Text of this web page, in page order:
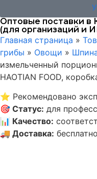
Оптовые поставки в
(для организаций и
Главная страница »
грибы » Овощи »
измельченный
HAOTIAN FOOD,
⭐ Рекомендовано
🎯 Статус: для
📊 Качество:
🚚 Доставка: